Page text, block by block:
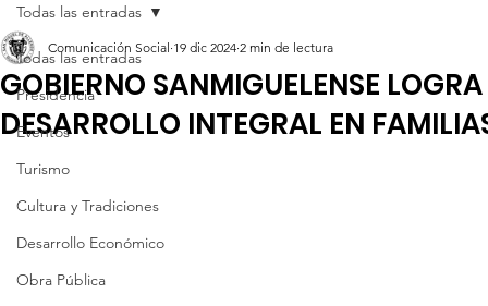
Todas las entradas
Presidencia
Eventos
Turismo
Cultura y Tradiciones
Desarrollo Económico
Obra Pública
Todas las entradas
GOBIERNO SANMIGUELENSE LOGRA
DESARROLLO INTEGRAL EN
Comunicación Social 19 dic 2024 2 min de lectura